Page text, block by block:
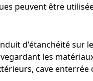
peuvent être
d'étanchéité sur
les
cave enterrée